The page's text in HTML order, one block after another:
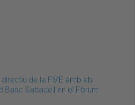
de la FME amb els
Banc Sabadell en el Fòrum